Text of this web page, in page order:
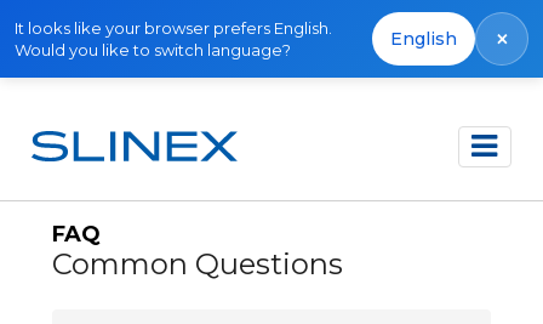
It looks like your browser prefers English.
Would you like to switch language?
English ×
Accueil FAQ
FAQ
Common Questions